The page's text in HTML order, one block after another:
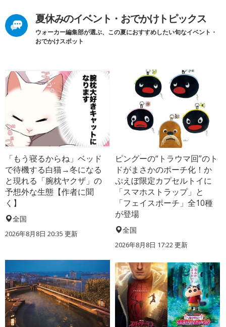
夏休みのイベント・おでかけトピックス
ウォーカー編集部が選ぶ、この夏におすすめしたい旬なイベント・
おでかけスポット
「もう寝るからね」ベッド
で待機する白猫→冬になる
と現れる「腕枕ヤクザ」の
予想外な生態【作者に聞
く】
全国
2026年8月8日 20:35 更新
ピングーの“トラウマ回”のト
ドがまさかのポーチ化！か
ぷえぼ限定カプセルトイに
「スマホストラップ」と
「フェイスポーチ」全10種
が登場
全国
2026年8月8日 17:22更新